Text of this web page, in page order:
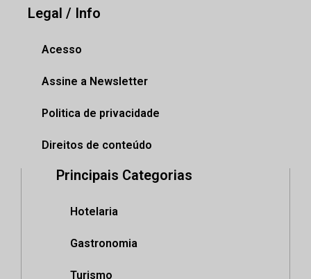
Legal / Info
Acesso
Assine a Newsletter
Politica de privacidade
Direitos de conteúdo
Principais Categorias
Hotelaria
Gastronomia
Turismo